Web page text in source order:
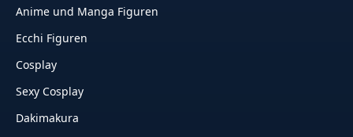
Anime und Manga Figuren
Ecchi Figuren
Cosplay
Sexy Cosplay
Dakimakura